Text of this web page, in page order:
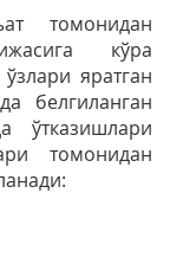
томонидан
кўра
яратган
белгиланган
ўтказишлари
томонидан